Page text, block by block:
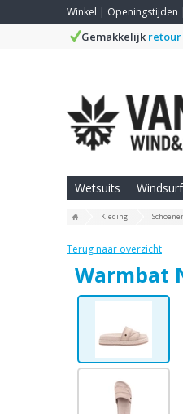
Winkel | Openingstijden
Gemakkelijk retour
Wetsuits Windsurf
Kleding
Terug naar overzicht
Warmbat